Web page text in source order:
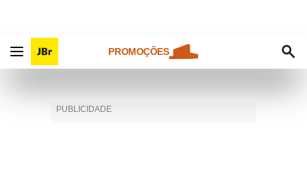
PROMOÇÕES